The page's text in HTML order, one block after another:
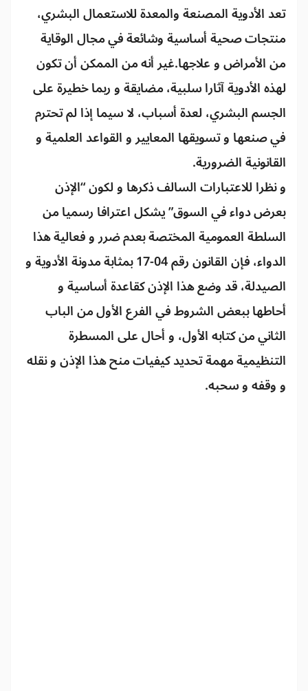
تعد الأدوية المصنعة والمعدة للاستعمال البشري،
منتجات صحية أساسية وشائعة في مجال الوقاية
من الأمراض و علاجها.غير أنه من الممكن أن تكون
لهذه الأدوية آثارا سلبية، مضايقة و ربما خطيرة على
الجسم البشري، لعدة أسباب، لا سيما إذا لم تحترم
في صنعها و تسويقها المعايير و القواعد العلمية و
القانونية الضرورية.
و نظرا للاعتبارات السالف ذكرها و لكون “الإذن
بعرض دواء في السوق” يشكل اعترافا رسميا من
السلطة العمومية المختصة بعدم ضرر و فعالية هذا
الدواء، فإن القانون رقم 04-17 بمثابة مدونة الأدوية و
الصيدلة، قد وضع هذا الإذن كقاعدة أساسية و
أحاطها ببعض الشروط في الفرع الأول من الباب
الثاني من كتابه الأول، و أحال على المسطرة
التنظيمية مهمة تحديد كيفيات منح هذا الإذن و نقله
و وقفه و سحبه.